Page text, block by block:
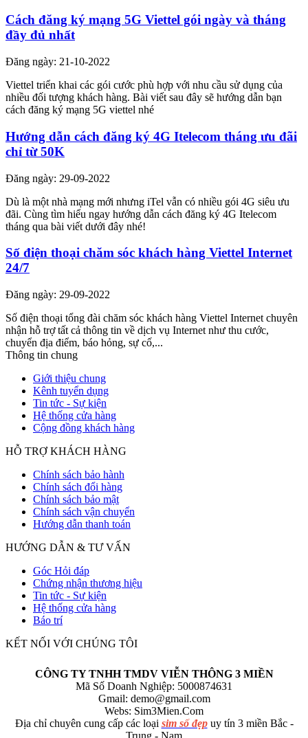
Cách đăng ký mạng 5G Viettel gói ngày và tháng
đầy đủ nhất
Đăng ngày: 21-10-2022
Viettel triển khai các gói cước phù hợp với nhu cầu sử dụng của
nhiều đối tượng khách hàng. Bài viết sau đây sẽ hướng dẫn bạn
cách đăng ký mạng 5G viettel nhé
Hướng dẫn cách đăng ký 4G Itelecom tháng ưu đãi
chỉ từ 50K
Đăng ngày: 29-09-2022
Dù là một nhà mạng mới nhưng iTel vẫn có nhiều gói 4G siêu ưu
đãi. Cùng tìm hiểu ngay hướng dẫn cách đăng ký 4G Itelecom
tháng qua bài viết dưới đây nhé!
Số điện thoại chăm sóc khách hàng Viettel Internet
24/7
Đăng ngày: 29-09-2022
Số điện thoại tổng đài chăm sóc khách hàng Viettel Internet chuyên
nhận hỗ trợ tất cả thông tin về dịch vụ Internet như thu cước,
chuyển địa điểm, báo hỏng, sự cố,...
Thông tin chung
Giới thiệu chung
Kênh tuyển dụng
Tin tức - Sự kiện
Hệ thống cửa hàng
Cộng đồng khách hàng
HỖ TRỢ KHÁCH HÀNG
Chính sách bảo hành
Chính sách đổi hàng
Chính sách bảo mật
Chính sách vận chuyển
Hướng dẫn thanh toán
HƯỚNG DẪN & TƯ VẤN
Góc Hỏi đáp
Chứng nhận thương hiệu
Tin tức - Sự kiện
Hệ thống cửa hàng
Báo trí
KẾT NỐI VỚI CHÚNG TÔI
CÔNG TY TNHH TMDV VIỄN THÔNG 3 MIỀN
Mã Số Doanh Nghiệp: 5000874631
Gmail: demo@gmail.com
Webs: Sim3Mien.Com
Địa chỉ chuyên cung cấp các loại sim số đẹpuy tín 3 miền Bắc -
Trung - Nam